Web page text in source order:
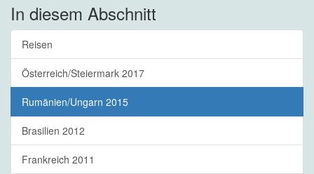
In diesem Abschnitt
Reisen
Österreich/Steiermark 2017
Rumänien/Ungarn 2015
Brasilien 2012
Frankreich 2011